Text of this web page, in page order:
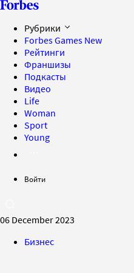
Рубрики
Forbes Games New
Рейтинги
Франшизы
Подкасты
Видео
Life
Woman
Sport
Young
Войти
06 December 2023
Бизнес